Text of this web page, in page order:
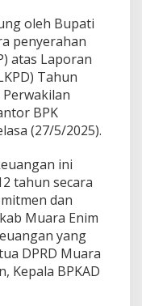
oleh Bupati
penyerahan
atas Laporan
Tahun
BPK
(27/5/2025).
ini
tahun secara
dan
Muara Enim
yang
DPRD Muara
Kepala BPKAD